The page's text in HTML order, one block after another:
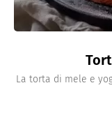
La torta di mele e